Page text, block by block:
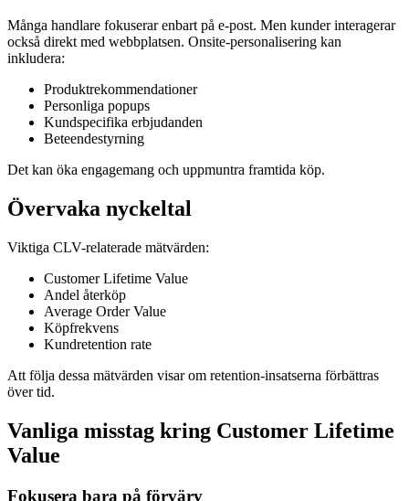
Många handlare fokuserar enbart på e-post. Men kunder interagerar
också direkt med webbplatsen. Onsite-personalisering kan
inkludera:
Produktrekommendationer
Personliga popups
Kundspecifika erbjudanden
Beteendestyrning
Det kan öka engagemang och uppmuntra framtida köp.
Övervaka nyckeltal
Viktiga CLV-relaterade mätvärden:
Customer Lifetime Value
Andel återköp
Average Order Value
Köpfrekvens
Kundretention rate
Att följa dessa mätvärden visar om retention-insatserna förbättras
över tid.
Vanliga misstag kring Customer Lifetime
Value
Fokusera bara på förvärv